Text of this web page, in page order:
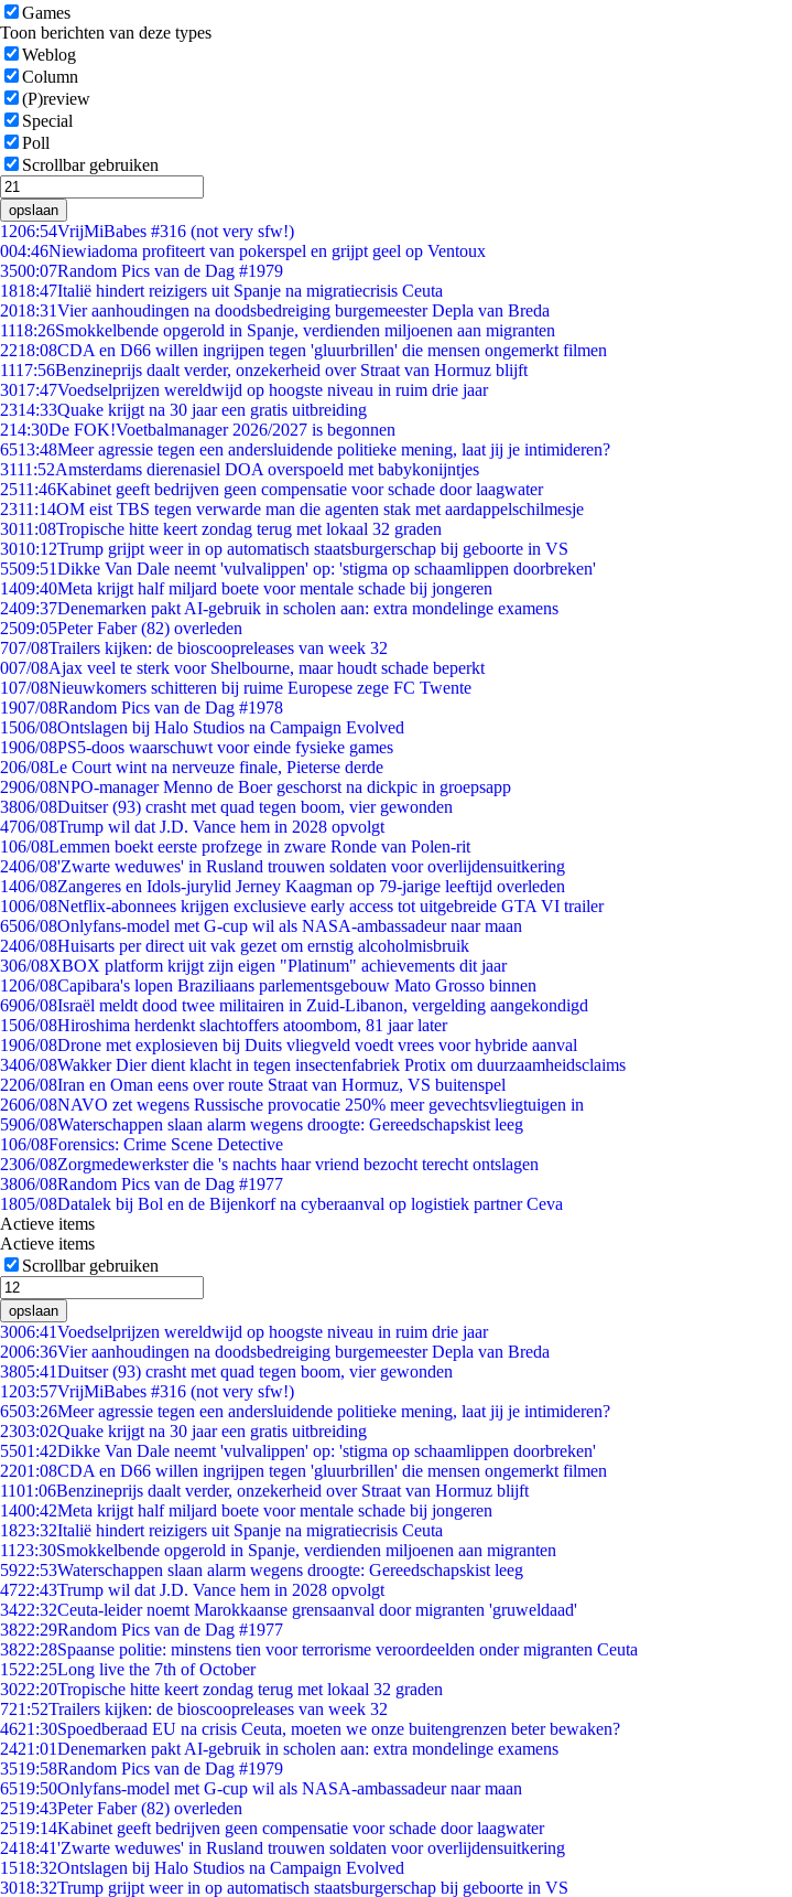
Games
Toon berichten van deze types
Weblog
Column
(P)review
Special
Poll
Scrollbar gebruiken
opslaan
1206:54VrijMiBabes #316 (not very sfw!)
004:46Niewiadoma profiteert van pokerspel en grijpt geel op Ventoux
3500:07Random Pics van de Dag #1979
1818:47Italië hindert reizigers uit Spanje na migratiecrisis Ceuta
2018:31Vier aanhoudingen na doodsbedreiging burgemeester Depla van Breda
1118:26Smokkelbende opgerold in Spanje, verdienden miljoenen aan migranten
2218:08CDA en D66 willen ingrijpen tegen 'gluurbrillen' die mensen ongemerkt filmen
1117:56Benzineprijs daalt verder, onzekerheid over Straat van Hormuz blijft
3017:47Voedselprijzen wereldwijd op hoogste niveau in ruim drie jaar
2314:33Quake krijgt na 30 jaar een gratis uitbreiding
214:30De FOK!Voetbalmanager 2026/2027 is begonnen
6513:48Meer agressie tegen een andersluidende politieke mening, laat jij je intimideren?
3111:52Amsterdams dierenasiel DOA overspoeld met babykonijntjes
2511:46Kabinet geeft bedrijven geen compensatie voor schade door laagwater
2311:14OM eist TBS tegen verwarde man die agenten stak met aardappelschilmesje
3011:08Tropische hitte keert zondag terug met lokaal 32 graden
3010:12Trump grijpt weer in op automatisch staatsburgerschap bij geboorte in VS
5509:51Dikke Van Dale neemt 'vulvalippen' op: 'stigma op schaamlippen doorbreken'
1409:40Meta krijgt half miljard boete voor mentale schade bij jongeren
2409:37Denemarken pakt AI-gebruik in scholen aan: extra mondelinge examens
2509:05Peter Faber (82) overleden
707/08Trailers kijken: de bioscoopreleases van week 32
007/08Ajax veel te sterk voor Shelbourne, maar houdt schade beperkt
107/08Nieuwkomers schitteren bij ruime Europese zege FC Twente
1907/08Random Pics van de Dag #1978
1506/08Ontslagen bij Halo Studios na Campaign Evolved
1906/08PS5-doos waarschuwt voor einde fysieke games
206/08Le Court wint na nerveuze finale, Pieterse derde
2906/08NPO-manager Menno de Boer geschorst na dickpic in groepsapp
3806/08Duitser (93) crasht met quad tegen boom, vier gewonden
4706/08Trump wil dat J.D. Vance hem in 2028 opvolgt
106/08Lemmen boekt eerste profzege in zware Ronde van Polen-rit
2406/08'Zwarte weduwes' in Rusland trouwen soldaten voor overlijdensuitkering
1406/08Zangeres en Idols-jurylid Jerney Kaagman op 79-jarige leeftijd overleden
1006/08Netflix-abonnees krijgen exclusieve early access tot uitgebreide GTA VI trailer
6506/08Onlyfans-model met G-cup wil als NASA-ambassadeur naar maan
2406/08Huisarts per direct uit vak gezet om ernstig alcoholmisbruik
306/08XBOX platform krijgt zijn eigen "Platinum" achievements dit jaar
1206/08Capibara's lopen Braziliaans parlementsgebouw Mato Grosso binnen
6906/08Israël meldt dood twee militairen in Zuid-Libanon, vergelding aangekondigd
1506/08Hiroshima herdenkt slachtoffers atoombom, 81 jaar later
1906/08Drone met explosieven bij Duits vliegveld voedt vrees voor hybride aanval
3406/08Wakker Dier dient klacht in tegen insectenfabriek Protix om duurzaamheidsclaims
2206/08Iran en Oman eens over route Straat van Hormuz, VS buitenspel
2606/08NAVO zet wegens Russische provocatie 250% meer gevechtsvliegtuigen in
5906/08Waterschappen slaan alarm wegens droogte: Gereedschapskist leeg
106/08Forensics: Crime Scene Detective
2306/08Zorgmedewerkster die 's nachts haar vriend bezocht terecht ontslagen
3806/08Random Pics van de Dag #1977
1805/08Datalek bij Bol en de Bijenkorf na cyberaanval op logistiek partner Ceva
Actieve items
Actieve items
Scrollbar gebruiken
opslaan
3006:41Voedselprijzen wereldwijd op hoogste niveau in ruim drie jaar
2006:36Vier aanhoudingen na doodsbedreiging burgemeester Depla van Breda
3805:41Duitser (93) crasht met quad tegen boom, vier gewonden
1203:57VrijMiBabes #316 (not very sfw!)
6503:26Meer agressie tegen een andersluidende politieke mening, laat jij je intimideren?
2303:02Quake krijgt na 30 jaar een gratis uitbreiding
5501:42Dikke Van Dale neemt 'vulvalippen' op: 'stigma op schaamlippen doorbreken'
2201:08CDA en D66 willen ingrijpen tegen 'gluurbrillen' die mensen ongemerkt filmen
1101:06Benzineprijs daalt verder, onzekerheid over Straat van Hormuz blijft
1400:42Meta krijgt half miljard boete voor mentale schade bij jongeren
1823:32Italië hindert reizigers uit Spanje na migratiecrisis Ceuta
11 23:30Smokkelbende opgerold in Spanje, verdienden miljoenen aan migranten
5922:53Waterschappen slaan alarm wegens droogte: Gereedschapskist leeg
4722:43Trump wil dat J.D. Vance hem in 2028 opvolgt
3422:32Ceuta-leider noemt Marokkaanse grensaanval door migranten 'gruweldaad'
3822:29Random Pics van de Dag #1977
3822:28Spaanse politie: minstens tien voor terrorisme veroordeelden onder migranten Ceuta
1522:25Long live the 7th of October
3022:20Tropische hitte keert zondag terug met lokaal 32 graden
721:52Trailers kijken: de bioscoopreleases van week 32
4621:30Spoedberaad EU na crisis Ceuta, moeten we onze buitengrenzen beter bewaken?
2421:01Denemarken pakt AI-gebruik in scholen aan: extra mondelinge examens
3519:58Random Pics van de Dag #1979
6519:50Onlyfans-model met G-cup wil als NASA-ambassadeur naar maan
2519:43Peter Faber (82) overleden
2519:14Kabinet geeft bedrijven geen compensatie voor schade door laagwater
2418:41'Zwarte weduwes' in Rusland trouwen soldaten voor overlijdensuitkering
1518:32Ontslagen bij Halo Studios na Campaign Evolved
3018:32Trump grijpt weer in op automatisch staatsburgerschap bij geboorte in VS